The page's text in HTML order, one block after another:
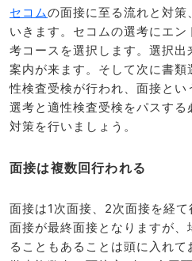
セコムの面接に至る流れと対策
いきます。セコムの選考にエ
考コースを選択します。選択
案内が来ます。そして次に書
性検査受検が行われ、面接と
選考と適性検査受検をパスする
対策を行いましょう。
面接は複数回行われる
面接は1次面接、2次面接を経
面接が最終面接となりますが
ることもあることは頭に入れて